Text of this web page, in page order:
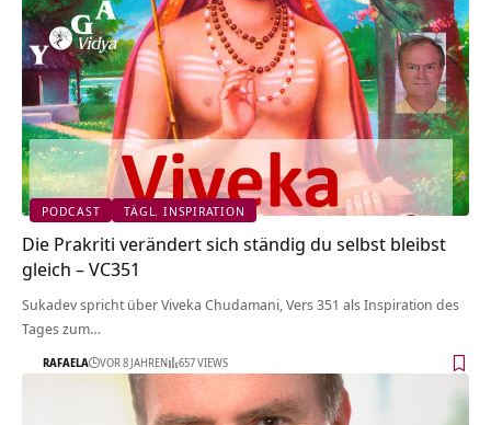
PODCAST TÄGL. INSPIRATION
Die Prakriti verändert sich ständig du selbst bleibst
gleich – VC351
Sukadev spricht über Viveka Chudamani, Vers 351 als Inspiration des
Tages zum…
RAFAELA VOR 8 JAHREN 657 VIEWS